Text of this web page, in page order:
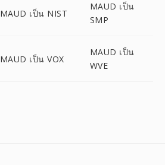
MAUD เป็น NIST
MAUD เป็น
SMP
MAUD เป็น VOX
MAUD เป็น
WVE